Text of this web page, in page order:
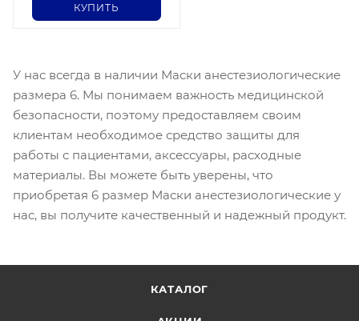
КУПИТЬ
У нас всегда в наличии Маски анестезиологические
размера 6. Мы понимаем важность медицинской
безопасности, поэтому предоставляем своим
клиентам необходимое средство защиты для
работы с пациентами, аксессуары, расходные
материалы. Вы можете быть уверены, что
приобретая 6 размер Маски анестезиологические у
нас, вы получите качественный и надежный продукт.
КАТАЛОГ